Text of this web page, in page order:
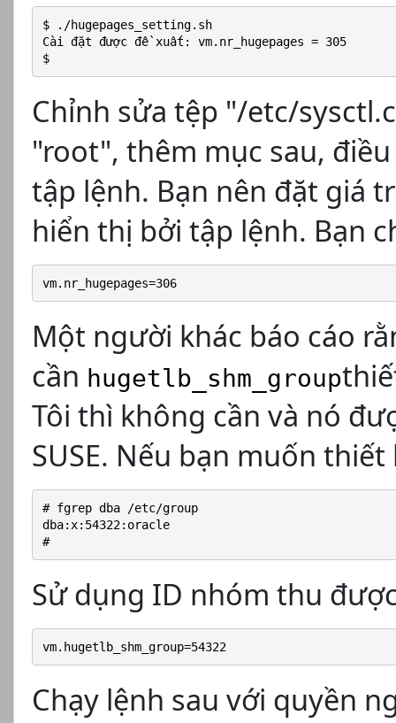
$ ./hugepages_setting.sh
Cài đặt được đề xuất: vm.nr_hugepages = 305
$
Chỉnh sửa tệp "/etc/
"root", thêm mục sau,
tập lệnh. Bạn nên đặt giá
hiển thị bởi tập lệnh. Bạn
vm.nr_hugepages=306
Một người khác báo cáo
cần hugetlb_shm_group
Tôi thì không cần và nó
SUSE. Nếu bạn muốn
# fgrep dba /etc/group
dba:x:54322:oracle
#
Sử dụng ID nhóm thu
vm.hugetlb_shm_group=54322
Chạy lệnh sau với quyền